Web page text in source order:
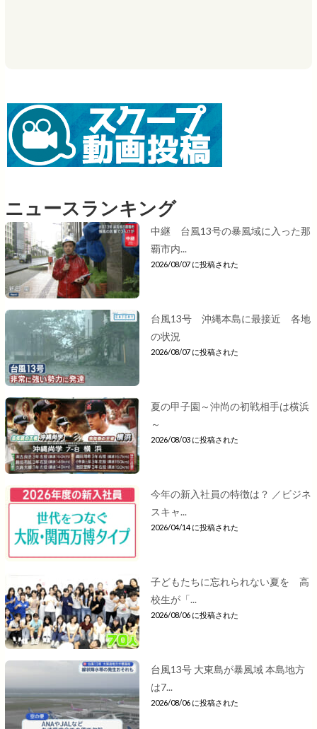
ニュースランキング
中継 台風13号の暴風域に入った那
覇市内...
2026/08/07 に投稿された
台風13号 沖縄本島に最接近 各地
の状況
2026/08/07 に投稿された
夏の甲子園～沖尚の初戦相手は横浜
～
2026/08/03 に投稿された
今年の新入社員の特徴は？ ／ビジネ
スキャ...
2026/04/14 に投稿された
子どもたちに忘れられない夏を 高
校生が「...
2026/08/06 に投稿された
台風13号 大東島が暴風域 本島地方
は7...
2026/08/06 に投稿された